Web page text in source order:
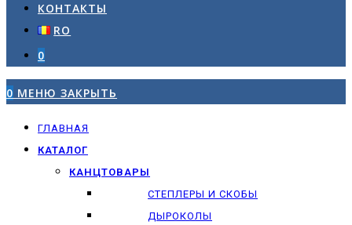
КОНТАКТЫ
RO
0
0 МЕНЮ ЗАКРЫТЬ
ГЛАВНАЯ
КАТАЛОГ
КАНЦТОВАРЫ
СТЕПЛЕРЫ И СКОБЫ
ДЫРОКОЛЫ